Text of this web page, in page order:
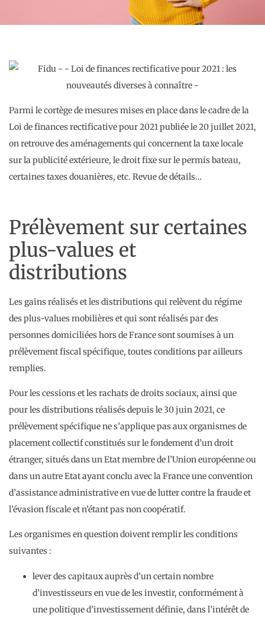
Parmi le cortège de mesures mises en place dans le cadre de la
Loi de finances rectificative pour 2021 publiée le 20 juillet 2021,
on retrouve des aménagements qui concernent la taxe locale
sur la publicité extérieure, le droit fixe sur le permis bateau,
certaines taxes douanières, etc. Revue de détails…
Prélèvement sur certaines
plus-values et
distributions
Les gains réalisés et les distributions qui relèvent du régime
des plus-values mobilières et qui sont réalisés par des
personnes domiciliées hors de France sont soumises à un
prélèvement fiscal spécifique, toutes conditions par ailleurs
remplies.
Pour les cessions et les rachats de droits sociaux, ainsi que
pour les distributions réalisés depuis le 30 juin 2021, ce
prélèvement spécifique ne s’applique pas aux organismes de
placement collectif constitués sur le fondement d’un droit
étranger, situés dans un Etat membre de l’Union européenne ou
dans un autre Etat ayant conclu avec la France une convention
d’assistance administrative en vue de lutter contre la fraude et
l’évasion fiscale et n’étant pas non coopératif.
Les organismes en question doivent remplir les conditions
suivantes :
lever des capitaux auprès d’un certain nombre
d’investisseurs en vue de les investir, conformément à
une politique d’investissement définie, dans l’intérêt de